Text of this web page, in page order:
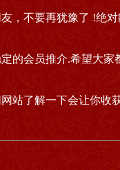
，不要再犹豫了 !绝
的会员推介.希望大
站了解一下会让你收